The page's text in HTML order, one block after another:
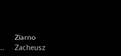
Ziarno
Zacheusz